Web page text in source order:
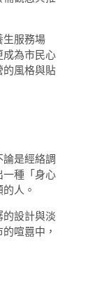
生服務場
成為市民心
的風格與貼
是經絡調
一種「身心
人。
設計與淡
喧囂中，